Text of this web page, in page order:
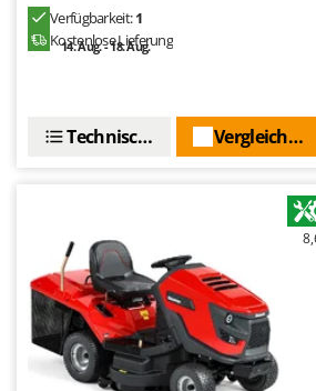
Paterlini
Philips
Reber
Redback
Resto Italia
Ribimex
Ripartrak
Verfügbarkeit:1
Kostenlose Lieferung
14. Aug. - 18. Aug.
Vergleichen
Technische Daten